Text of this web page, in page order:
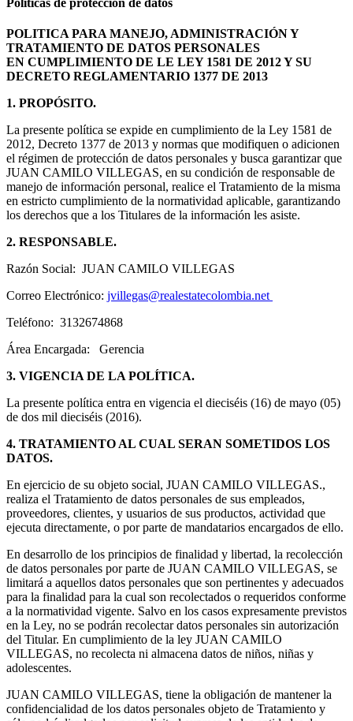
Políticas de protección de datos
POLITICA PARA MANEJO, ADMINISTRACIÓN Y
TRATAMIENTO DE DATOS PERSONALES
EN CUMPLIMIENTO DE LE LEY 1581 DE 2012 Y SU
DECRETO REGLAMENTARIO 1377 DE 2013
1. PROPÓSITO.
La presente política se expide en cumplimiento de la Ley 1581 de
2012, Decreto 1377 de 2013 y normas que modifiquen o adicionen
el régimen de protección de datos personales y busca garantizar que
JUAN CAMILO VILLEGAS, en su condición de responsable de
manejo de información personal, realice el Tratamiento de la misma
en estricto cumplimiento de la normatividad aplicable, garantizando
los derechos que a los Titulares de la información les asiste.
2. RESPONSABLE.
Razón Social: JUAN CAMILO VILLEGAS
Correo Electrónico: jvillegas@realestatecolombia.net
Teléfono: 3132674868
Área Encargada: Gerencia
3. VIGENCIA DE LA POLÍTICA.
La presente política entra en vigencia el dieciséis (16) de mayo (05)
de dos mil dieciséis (2016).
4. TRATAMIENTO AL CUAL SERAN SOMETIDOS LOS
DATOS.
En ejercicio de su objeto social, JUAN CAMILO VILLEGAS.,
realiza el Tratamiento de datos personales de sus empleados,
proveedores, clientes, y usuarios de sus productos, actividad que
ejecuta directamente, o por parte de mandatarios encargados de ello.
En desarrollo de los principios de finalidad y libertad, la recolección
de datos personales por parte de JUAN CAMILO VILLEGAS, se
limitará a aquellos datos personales que son pertinentes y adecuados
para la finalidad para la cual son recolectados o requeridos conforme
a la normatividad vigente. Salvo en los casos expresamente previstos
en la Ley, no se podrán recolectar datos personales sin autorización
del Titular. En cumplimiento de la ley JUAN CAMILO
VILLEGAS, no recolecta ni almacena datos de niños, niñas y
adolescentes.
JUAN CAMILO VILLEGAS, tiene la obligación de mantener la
confidencialidad de los datos personales objeto de Tratamiento y